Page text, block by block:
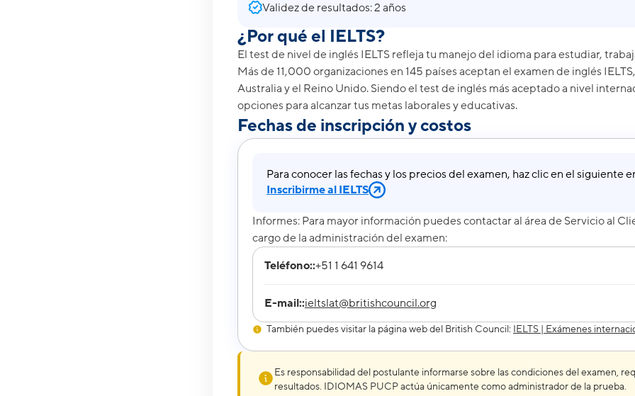
Validez de resultados: 2 años
¿Por qué el IELTS?
El test de nivel de inglés IELTS refleja tu manejo del idioma para estudiar,
Más de 11,000 organizaciones en 145 países aceptan el examen de inglés
Australia y el Reino Unido. Siendo el test de inglés más aceptado a nivel
opciones para alcanzar tus metas laborales y educativas.
Fechas de inscripción y costos
Para conocer las fechas y los precios del examen, haz clic en el siguiente
Inscribirme al IELTS
Informes: Para mayor información puedes contactar al área de Servicio al
cargo de la administración del examen:
Teléfono::+51 1 641 9614
E-mail::ieltslat@britishcouncil.org
También puedes visitar la página web del British Council: IELTS | Exámenes
Es responsabilidad del postulante informarse sobre las condiciones del examen,
resultados. IDIOMAS PUCP actúa únicamente como administrador de la prueba.